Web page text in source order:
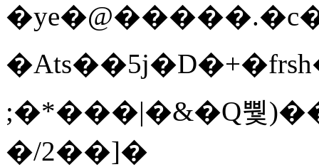
�ye�@���
;�*���|�&�Q뿿
�/2��]�